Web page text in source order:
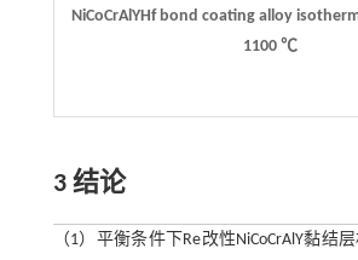
NiCoCrAlYHf bond coating alloy
1100 ℃
3 结论
（1）平衡条件下Re改性NiCoCrAlY黏结